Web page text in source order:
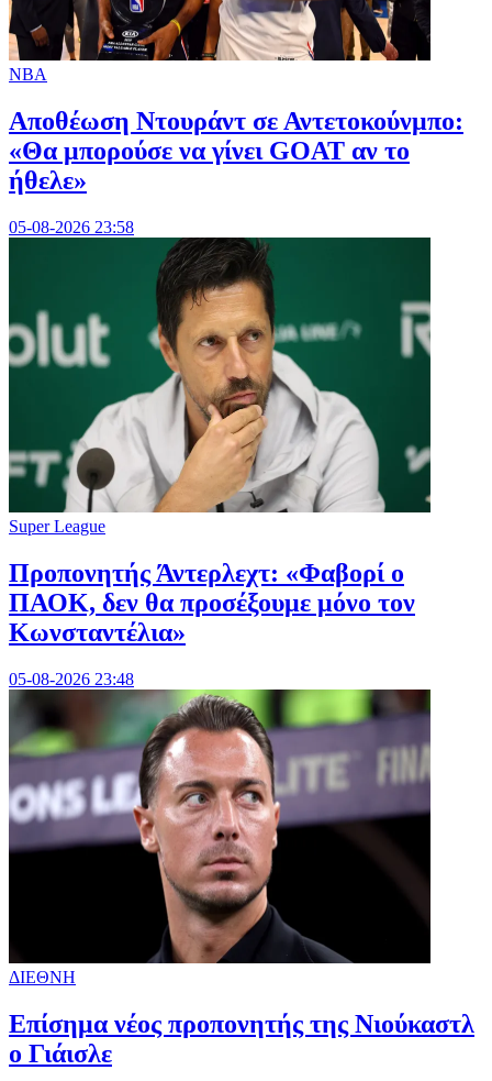
NBA
Αποθέωση Ντουράντ σε Αντετοκούνμπο:
«Θα μπορούσε να γίνει GOAT αν το
ήθελε»
05-08-2026 23:58
Super League
Προπονητής Άντερλεχτ: «Φαβορί ο
ΠΑΟΚ, δεν θα προσέξουμε μόνο τον
Κωνσταντέλια»
05-08-2026 23:48
ΔΙΕΘΝΗ
Επίσημα νέος προπονητής της Νιούκαστλ
ο Γιάισλε